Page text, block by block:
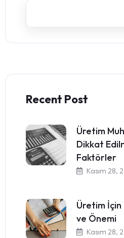
Recent Post
Üretim
Dikkat
Faktörler
Kasım 28,
Üretim İçin
ve Önemi
Kasım 28,